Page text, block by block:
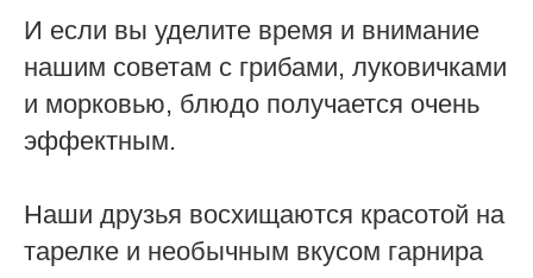
И если вы уделите время и внимание
нашим советам с грибами, луковичками
и морковью, блюдо получается очень
эффектным.
Наши друзья восхищаются красотой на
тарелке и необычным вкусом гарнира